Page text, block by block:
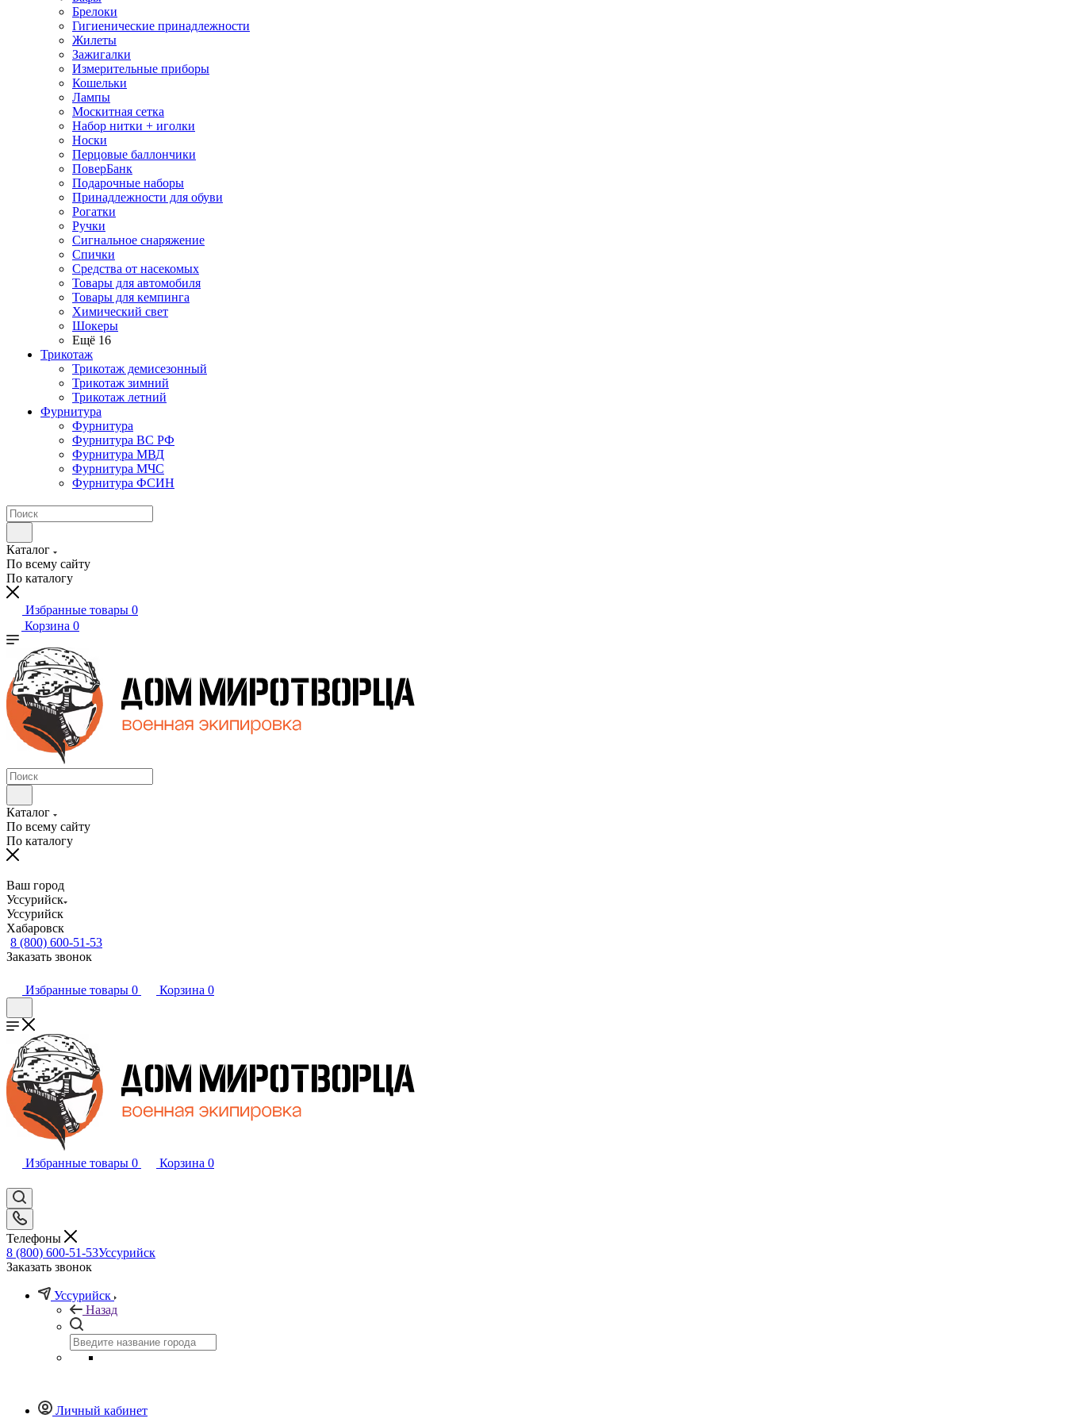
Брелоки
Гигиенические принадлежности
Жилеты
Зажигалки
Измерительные приборы
Кошельки
Лампы
Москитная сетка
Набор нитки + иголки
Носки
Перцовые баллончики
ПоверБанк
Подарочные наборы
Принадлежности для обуви
Рогатки
Ручки
Сигнальное снаряжение
Спички
Средства от насекомых
Товары для автомобиля
Товары для кемпинга
Химический свет
Шокеры
Ещё 16
Трикотаж
Трикотаж демисезонный
Трикотаж зимний
Трикотаж летний
Фурнитура
Фурнитура
Фурнитура ВС РФ
Фурнитура МВД
Фурнитура МЧС
Фурнитура ФСИН
Каталог
По всему сайту
По каталогу
Избранные товары 0
Корзина 0
Каталог
По всему сайту
По каталогу
Ваш город
Уссурийск
Уссурийск
Хабаровск
8 (800) 600-51-53
Заказать звонок
Избранные товары 0 Корзина 0
Избранные товары 0 Корзина 0
Телефоны
8 (800) 600-51-53Уссурийск
Заказать звонок
Уссурийск
Назад
Личный кабинет